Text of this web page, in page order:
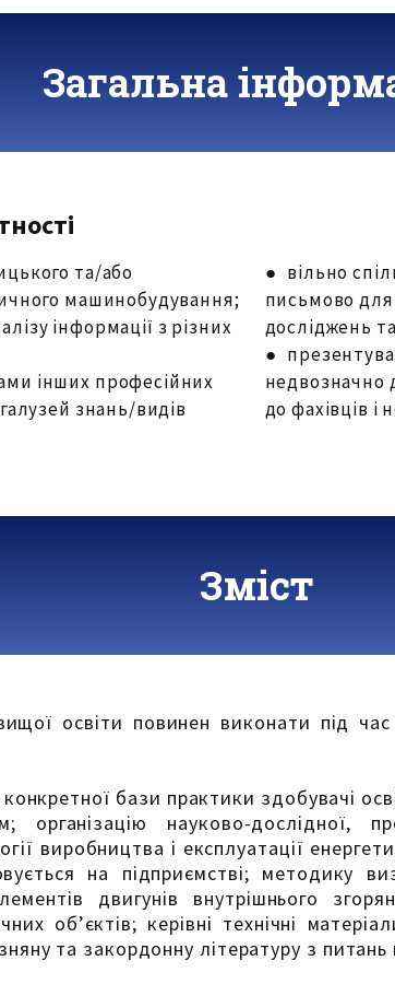
Загальна
та/або
машинобудування;
інформації з різних
інших професійних
знань/видів
● вільно
письмово для
досліджень
●
недвозначно
до фахівців і
Зміст
освіти повинен виконати під
бази практики здобувачі
організацію науково-дослідної,
виробництва і експлуатації
на підприємстві; методику
двигунів внутрішнього
об’єктів; керівні технічні
та закордонну літературу з